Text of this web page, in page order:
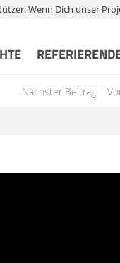
Wenn Dich unser
Nächster Beitrag